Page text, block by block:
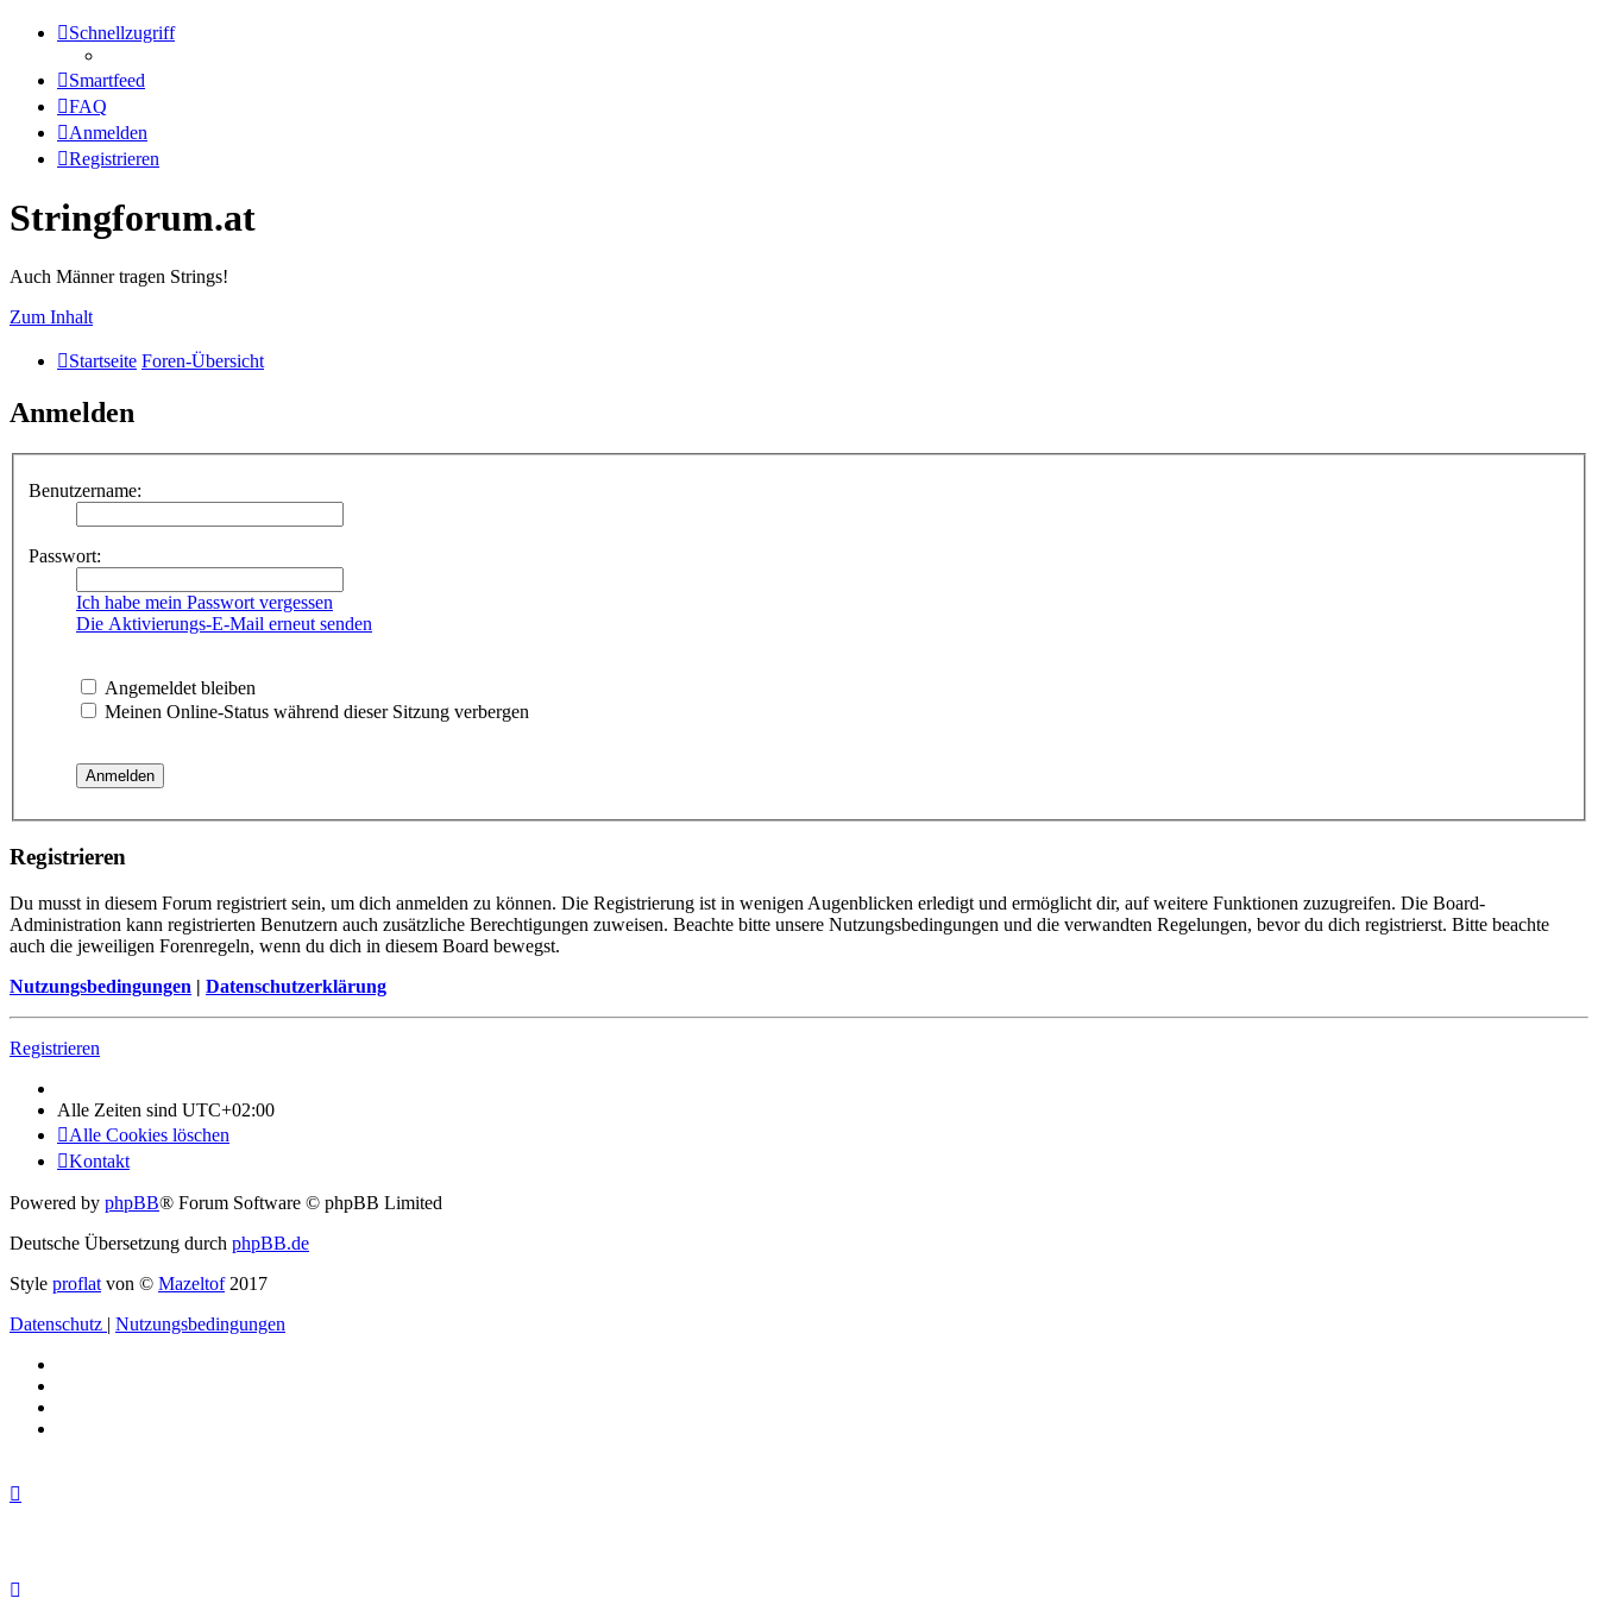
Schnellzugriff
Smartfeed
FAQ
Anmelden
Registrieren
Stringforum.at
Auch Männer tragen Strings!
Zum Inhalt
Startseite Foren-Übersicht
Anmelden
Benutzername:
Passwort:
Ich habe mein Passwort vergessen
Die Aktivierungs-E-Mail erneut senden
Angemeldet bleiben
Meinen Online-Status während dieser Sitzung verbergen
Registrieren
Du musst in diesem Forum registriert sein, um dich anmelden zu können. Die Registrierung ist in wenigen Augenblicken erledigt und ermöglicht dir, auf weitere Funktionen zuzugreifen. Die Board-
Administration kann registrierten Benutzern auch zusätzliche Berechtigungen zuweisen. Beachte bitte unsere Nutzungsbedingungen und die verwandten Regelungen, bevor du dich registrierst. Bitte beachte
auch die jeweiligen Forenregeln, wenn du dich in diesem Board bewegst.
Nutzungsbedingungen | Datenschutzerklärung
Registrieren
Alle Zeiten sind UTC+02:00
Alle Cookies löschen
Kontakt
Powered by phpBB® Forum Software © phpBB Limited
Deutsche Übersetzung durch phpBB.de
Style proflat von © Mazeltof2017
Datenschutz | Nutzungsbedingungen